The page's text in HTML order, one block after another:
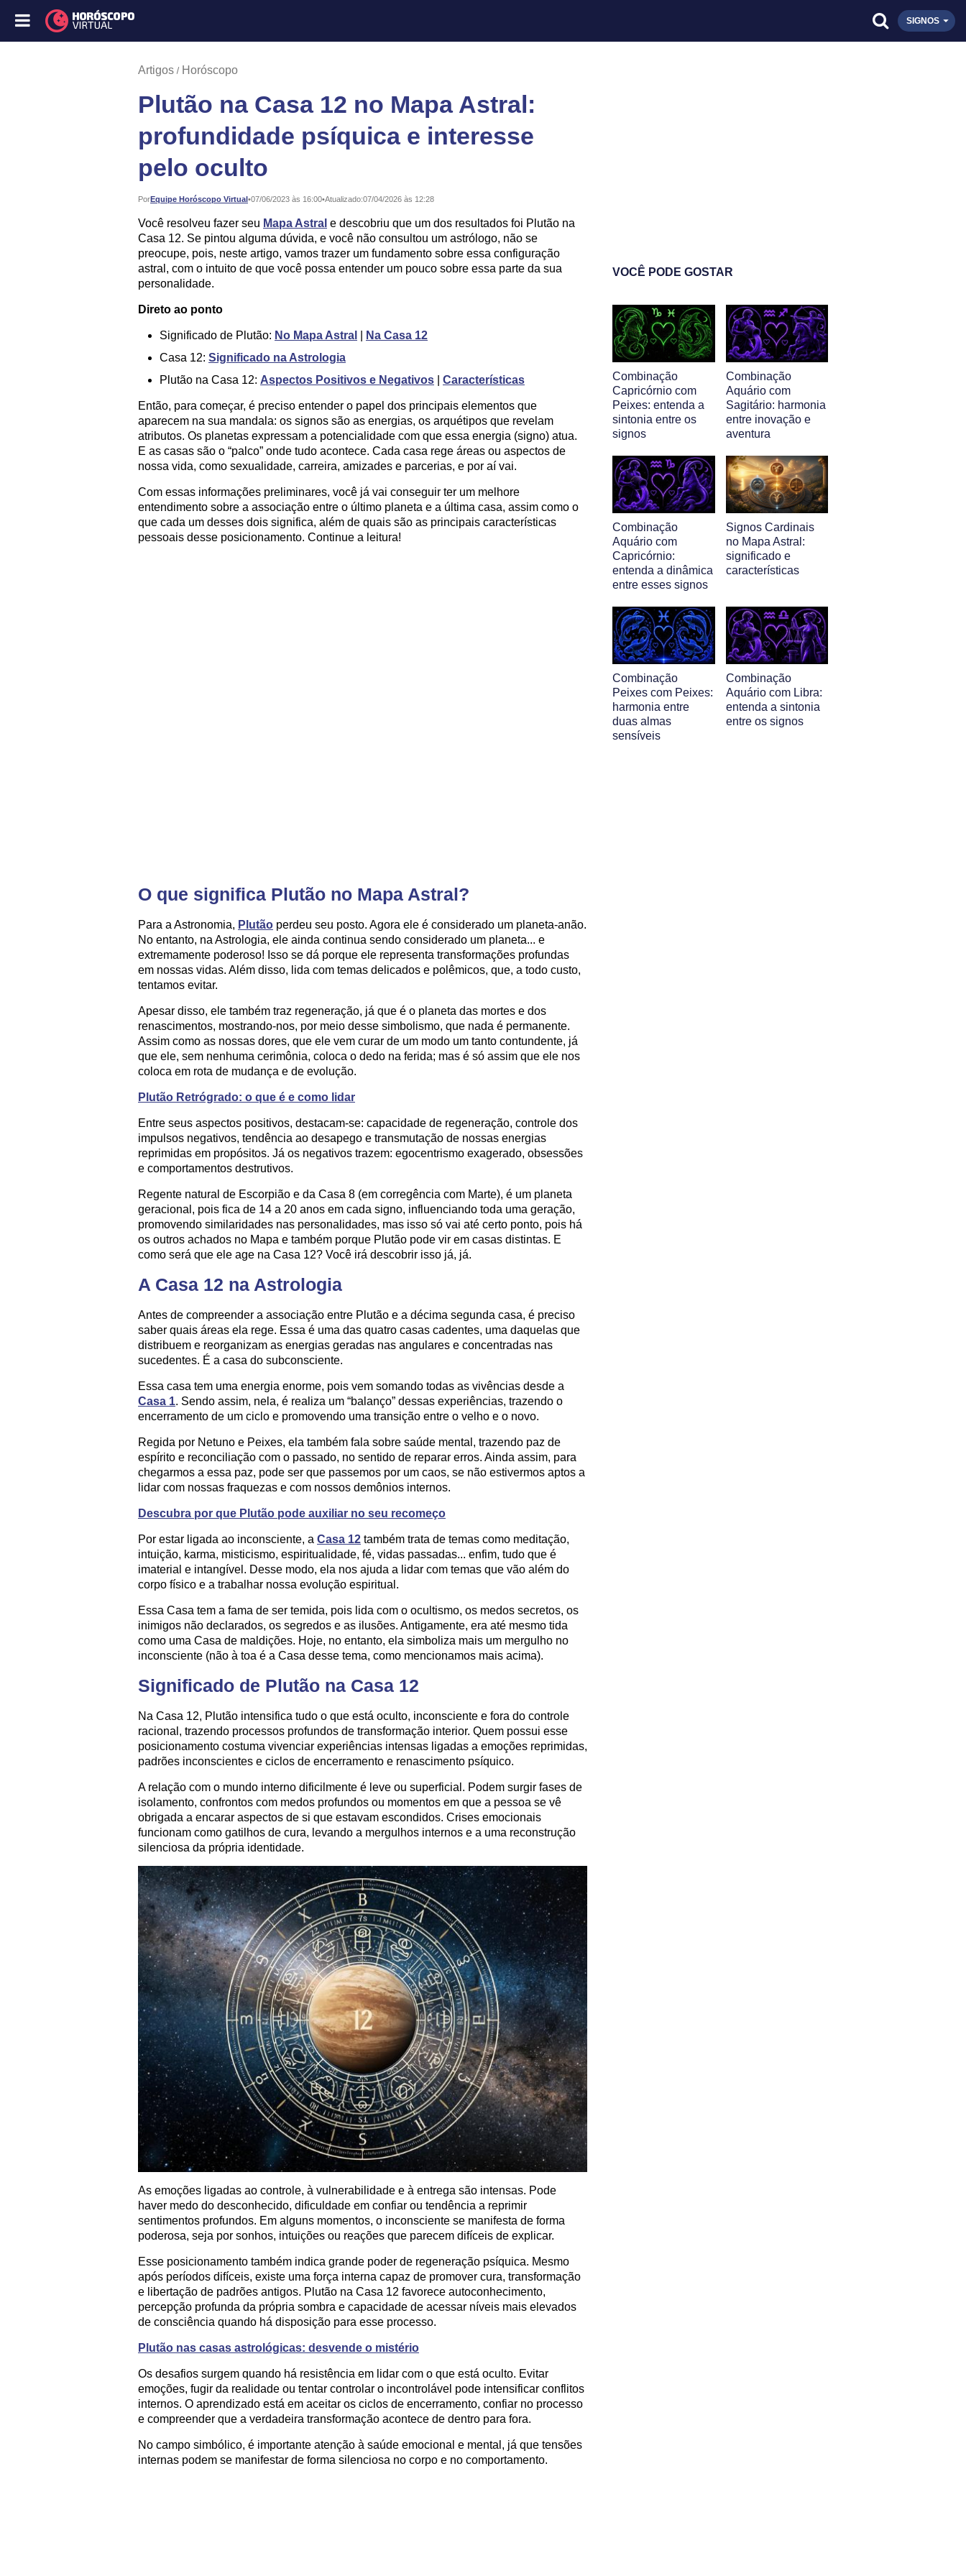
SIGNOS
Artigos Horóscopo
Plutão na Casa 12 no Mapa Astral:
profundidade psíquica e interesse
pelo oculto
PorEquipe Horóscopo Virtual•
Publicado: 07/06/2023 às 16:00•Atualizado:07/04/2026 às 12:28
Você resolveu fazer seu Mapa Astral e descobriu que um dos resultados foi Plutão na
Casa 12. Se pintou alguma dúvida, e você não consultou um astrólogo, não se
preocupe, pois, neste artigo, vamos trazer um fundamento sobre essa configuração
astral, com o intuito de que você possa entender um pouco sobre essa parte da sua
personalidade.
Direto ao ponto
Significado de Plutão: No Mapa Astral
Na Casa 12
Casa 12: Significado na Astrologia
Plutão na Casa 12: Aspectos Positivos e Negativos Características
Então, para começar, é preciso entender o papel dos principais elementos que
aparecem na sua mandala: os signos são as energias, os arquétipos que revelam
atributos. Os planetas expressam a potencialidade com que essa energia (signo) atua.
E as casas são o “palco” onde tudo acontece. Cada casa rege áreas ou aspectos de
nossa vida, como sexualidade, carreira, amizades e parcerias, e por aí vai.
Com essas informações preliminares, você já vai conseguir ter um melhore
entendimento sobre a associação entre o último planeta e a última casa, assim como o
que cada um desses dois significa, além de quais são as principais características
pessoais desse posicionamento. Continue a leitura!
O que significa Plutão no Mapa Astral?
Para a Astronomia, Plutão perdeu seu posto. Agora ele é considerado um planeta-anão.
No entanto, na Astrologia, ele ainda continua sendo considerado um planeta... e
extremamente poderoso! Isso se dá porque ele representa transformações profundas
em nossas vidas. Além disso, lida com temas delicados e polêmicos, que, a todo custo,
tentamos evitar.
Apesar disso, ele também traz regeneração, já que é o planeta das mortes e dos
renascimentos, mostrando-nos, por meio desse simbolismo, que nada é permanente.
Assim como as nossas dores, que ele vem curar de um modo um tanto contundente, já
que ele, sem nenhuma cerimônia, coloca o dedo na ferida; mas é só assim que ele nos
coloca em rota de mudança e de evolução.
Plutão Retrógrado: o que é e como lidar
Entre seus aspectos positivos, destacam-se: capacidade de regeneração, controle dos
impulsos negativos, tendência ao desapego e transmutação de nossas energias
reprimidas em propósitos. Já os negativos trazem: egocentrismo exagerado, obsessões
e comportamentos destrutivos.
Regente natural de Escorpião e da Casa 8 (em corregência com Marte), é um planeta
geracional, pois fica de 14 a 20 anos em cada signo, influenciando toda uma geração,
promovendo similaridades nas personalidades, mas isso só vai até certo ponto, pois há
os outros achados no Mapa e também porque Plutão pode vir em casas distintas. E
como será que ele age na Casa 12? Você irá descobrir isso já, já.
A Casa 12 na Astrologia
Antes de compreender a associação entre Plutão e a décima segunda casa, é preciso
saber quais áreas ela rege. Essa é uma das quatro casas cadentes, uma daquelas que
distribuem e reorganizam as energias geradas nas angulares e concentradas nas
sucedentes. É a casa do subconsciente.
Essa casa tem uma energia enorme, pois vem somando todas as vivências desde a
Casa 1. Sendo assim, nela, é realiza um “balanço” dessas experiências, trazendo o
encerramento de um ciclo e promovendo uma transição entre o velho e o novo.
Regida por Netuno e Peixes, ela também fala sobre saúde mental, trazendo paz de
espírito e reconciliação com o passado, no sentido de reparar erros. Ainda assim, para
chegarmos a essa paz, pode ser que passemos por um caos, se não estivermos aptos a
lidar com nossas fraquezas e com nossos demônios internos.
Descubra por que Plutão pode auxiliar no seu recomeço
Por estar ligada ao inconsciente, a Casa 12 também trata de temas como meditação,
intuição, karma, misticismo, espiritualidade, fé, vidas passadas... enfim, tudo que é
imaterial e intangível. Desse modo, ela nos ajuda a lidar com temas que vão além do
corpo físico e a trabalhar nossa evolução espiritual.
Essa Casa tem a fama de ser temida, pois lida com o ocultismo, os medos secretos, os
inimigos não declarados, os segredos e as ilusões. Antigamente, era até mesmo tida
como uma Casa de maldições. Hoje, no entanto, ela simboliza mais um mergulho no
inconsciente (não à toa é a Casa desse tema, como mencionamos mais acima).
Significado de Plutão na Casa 12
Na Casa 12, Plutão intensifica tudo o que está oculto, inconsciente e fora do controle
racional, trazendo processos profundos de transformação interior. Quem possui esse
posicionamento costuma vivenciar experiências intensas ligadas a emoções reprimidas,
padrões inconscientes e ciclos de encerramento e renascimento psíquico.
A relação com o mundo interno dificilmente é leve ou superficial. Podem surgir fases de
isolamento, confrontos com medos profundos ou momentos em que a pessoa se vê
obrigada a encarar aspectos de si que estavam escondidos. Crises emocionais
funcionam como gatilhos de cura, levando a mergulhos internos e a uma reconstrução
silenciosa da própria identidade.
As emoções ligadas ao controle, à vulnerabilidade e à entrega são intensas. Pode
haver medo do desconhecido, dificuldade em confiar ou tendência a reprimir
sentimentos profundos. Em alguns momentos, o inconsciente se manifesta de forma
poderosa, seja por sonhos, intuições ou reações que parecem difíceis de explicar.
Esse posicionamento também indica grande poder de regeneração psíquica. Mesmo
após períodos difíceis, existe uma força interna capaz de promover cura, transformação
e libertação de padrões antigos. Plutão na Casa 12 favorece autoconhecimento,
percepção profunda da própria sombra e capacidade de acessar níveis mais elevados
de consciência quando há disposição para esse processo.
Plutão nas casas astrológicas: desvende o mistério
Os desafios surgem quando há resistência em lidar com o que está oculto. Evitar
emoções, fugir da realidade ou tentar controlar o incontrolável pode intensificar conflitos
internos. O aprendizado está em aceitar os ciclos de encerramento, confiar no processo
e compreender que a verdadeira transformação acontece de dentro para fora.
No campo simbólico, é importante atenção à saúde emocional e mental, já que tensões
internas podem se manifestar de forma silenciosa no corpo e no comportamento.
VOCÊ PODE GOSTAR
Combinação
Capricórnio com
Peixes: entenda a
sintonia entre os
signos
Combinação
Aquário com
Sagitário: harmonia
entre inovação e
aventura
Combinação
Aquário com
Capricórnio:
entenda a dinâmica
entre esses signos
Signos Cardinais
no Mapa Astral:
significado e
características
Combinação
Peixes com Peixes:
harmonia entre
duas almas
sensíveis
Combinação
Aquário com Libra:
entenda a sintonia
entre os signos